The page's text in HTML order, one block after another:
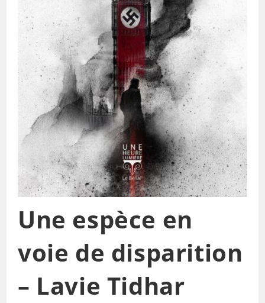
Une espèce en
voie de disparition
– Lavie Tidhar